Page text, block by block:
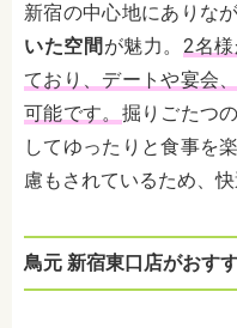
新宿の中心地にありな
いた空間 が魅力。 2名
ており、デートや宴会
可能です。 掘りごたつ
してゆったりと食事を
慮もされているため、快
鳥元 新宿東口店がおす